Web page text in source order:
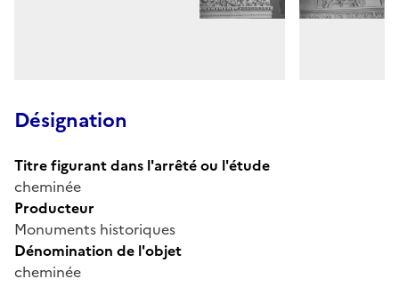
Désignation
Titre figurant dans l'arrêté ou l'étude
cheminée
Producteur
Monuments historiques
Dénomination de l'objet
cheminée